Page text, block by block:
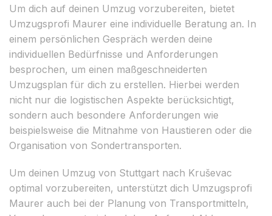
Um dich auf deinen Umzug vorzubereiten, bietet
Umzugsprofi Maurer eine individuelle Beratung an. In
einem persönlichen Gespräch werden deine
individuellen Bedürfnisse und Anforderungen
besprochen, um einen maßgeschneiderten
Umzugsplan für dich zu erstellen. Hierbei werden
nicht nur die logistischen Aspekte berücksichtigt,
sondern auch besondere Anforderungen wie
beispielsweise die Mitnahme von Haustieren oder die
Organisation von Sondertransporten.
Um deinen Umzug von Stuttgart nach Kruševac
optimal vorzubereiten, unterstützt dich Umzugsprofi
Maurer auch bei der Planung von Transportmitteln,